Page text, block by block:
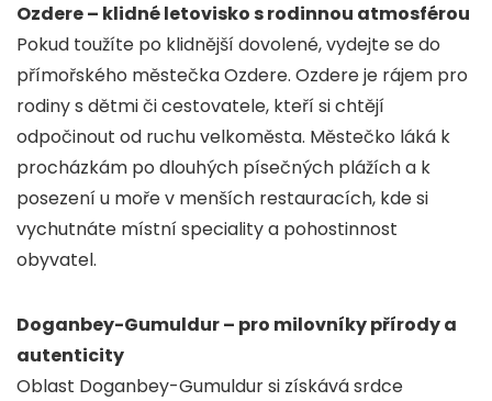
Ozdere – klidné letovisko s rodinnou atmosférou
Pokud toužíte po klidnější dovolené, vydejte se do
přímořského městečka Ozdere. Ozdere je rájem pro
rodiny s dětmi či cestovatele, kteří si chtějí
odpočinout od ruchu velkoměsta. Městečko láká k
procházkám po dlouhých písečných plážích a k
posezení u moře v menších restauracích, kde si
vychutnáte místní speciality a pohostinnost
obyvatel.
Doganbey-Gumuldur – pro milovníky přírody a
autenticity
Oblast Doganbey-Gumuldur si získává srdce